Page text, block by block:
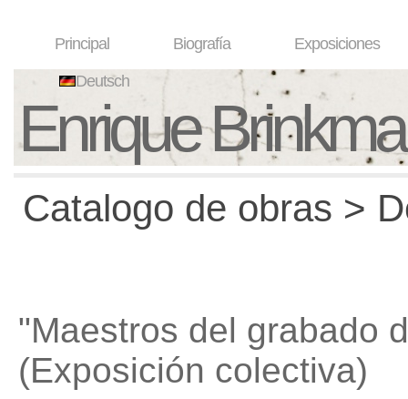
Principal Biografía Exposiciones
Deutsch
Enrique
Catalogo de obras >
"Maestros del grabado
(Exposición colectiva)